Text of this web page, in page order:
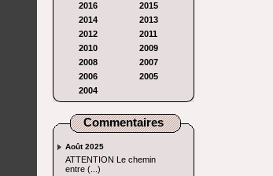
2016
2015
2014
2013
2012
2011
2010
2009
2008
2007
2006
2005
2004
Commentaires
Août 2025
ATTENTION Le chemin
entre (...)